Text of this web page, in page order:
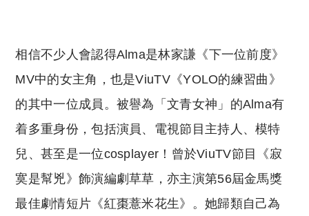
相信不少人會認得Alma是林家謙《下一位前度》
MV中的女主角，也是ViuTV《YOLO的練習曲》
的其中一位成員。被譽為「文青女神」的Alma有
着多重身份，包括演員、電視節目主持人、模特
兒、甚至是一位cosplayer！曾於ViuTV節目《寂
寞是幫兇》飾演編劇草草，亦主演第56屆金馬獎
最佳劇情短片《紅棗薏米花生》。她歸類自己為